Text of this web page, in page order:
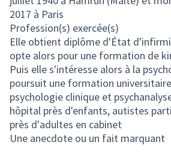
2017 à Paris
Profession(s) exercée(s)
Elle obtient diplôme d'État
opte alors pour une formation de
Puis elle s'intéresse alors à la
poursuit une formation
psychologie clinique et
hôpital près d'enfants, autistes
près d'adultes en cabinet
Une anecdote ou un fait marquant